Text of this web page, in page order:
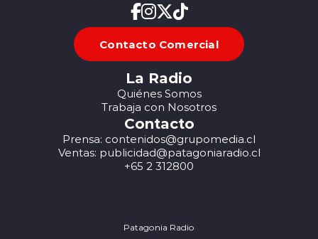
Contacto Comercial
La Radio
Quiénes Somos
Trabaja con Nosotros
Contacto
Prensa: contenidos@grupomedia.cl
Ventas: publicidad@patagoniaradio.cl
+65 2 312800
Patagonia Radio